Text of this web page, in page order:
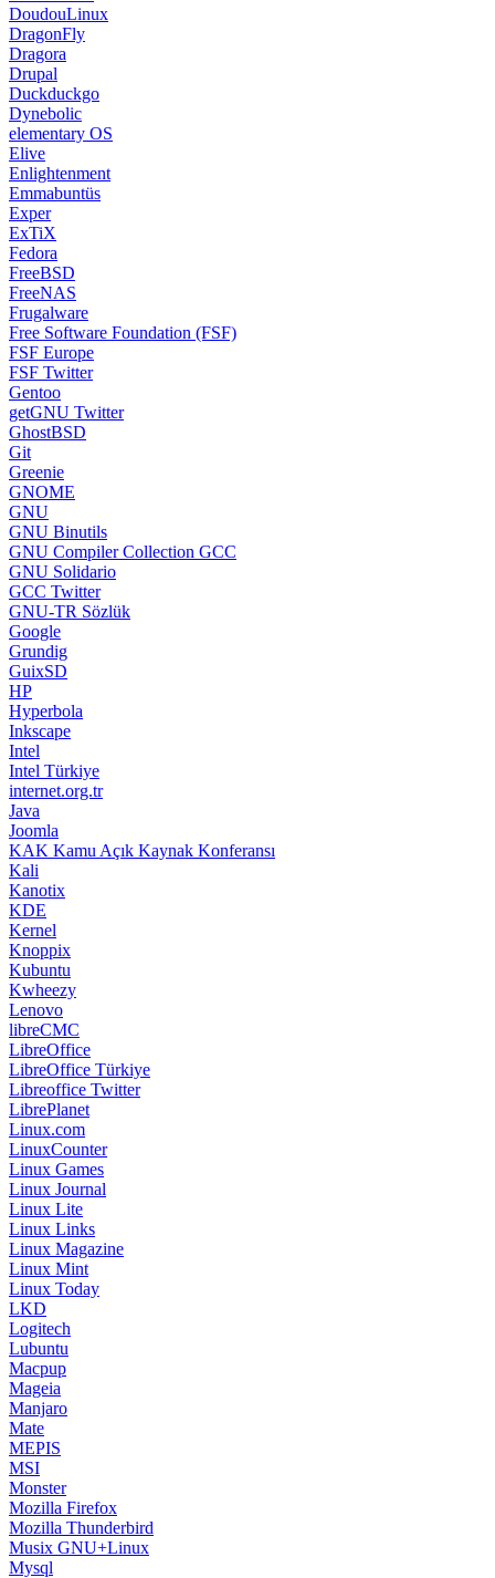
DoudouLinux
DragonFly
Dragora
Drupal
Duckduckgo
Dynebolic
elementary OS
Elive
Enlightenment
Emmabuntüs
Exper
ExTiX
Fedora
FreeBSD
FreeNAS
Frugalware
Free Software Foundation (FSF)
FSF Europe
FSF Twitter
Gentoo
getGNU Twitter
GhostBSD
Git
Greenie
GNOME
GNU
GNU Binutils
GNU Compiler Collection GCC
GNU Solidario
GCC Twitter
GNU-TR Sözlük
Google
Grundig
GuixSD
HP
Hyperbola
Inkscape
Intel
Intel Türkiye
internet.org.tr
Java
Joomla
KAK Kamu Açık Kaynak Konferansı
Kali
Kanotix
KDE
Kernel
Knoppix
Kubuntu
Kwheezy
Lenovo
libreCMC
LibreOffice
LibreOffice Türkiye
Libreoffice Twitter
LibrePlanet
Linux.com
LinuxCounter
Linux Games
Linux Journal
Linux Lite
Linux Links
Linux Magazine
Linux Mint
Linux Today
LKD
Logitech
Lubuntu
Macpup
Mageia
Manjaro
Mate
MEPIS
MSI
Monster
Mozilla Firefox
Mozilla Thunderbird
Musix GNU+Linux
Mysql